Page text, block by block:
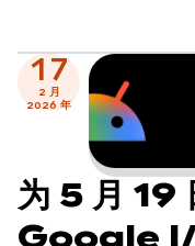
17
2 月
2026 年
为 5 月 19